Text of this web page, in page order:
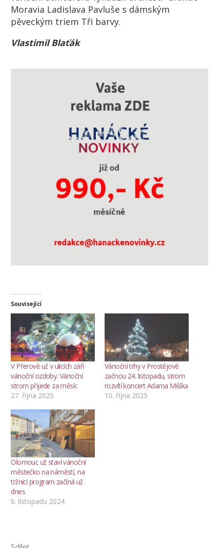
Moravia Ladislava Pavluše s dámským
pěveckým triem Tři barvy.
Vlastimil Blaťák
Související
V Přerově už v ulicích září
vánoční ozdoby. Vánoční
strom přijede za měsíc
27. října 2025
Vánoční trhy v Prostějově
začnou 24. listopadu, strom
rozvítí koncert Adama Mišíka
10. října 2025
Olomouc už staví vánoční
městečko na náměstí, na
tržnici program začíná už
dnes
6. listopadu 2024